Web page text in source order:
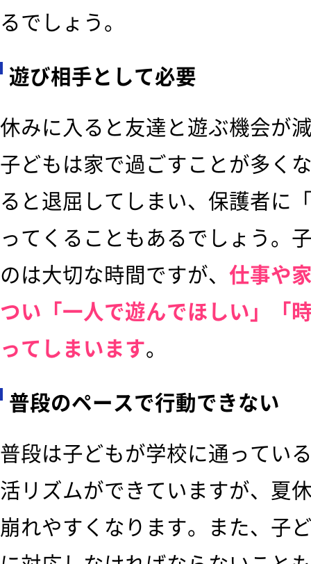
るでしょう。
遊び相手として必要
休みに入ると友達と遊ぶ機会が
子どもは家で過ごすことが多く
ると退屈してしまい、保護者に
ってくることもあるでしょう。
のは大切な時間ですが、 仕事や
つい「一人で遊んでほしい」「
ってしまいます。
普段のペースで行動できない
普段は子どもが学校に通ってい
活リズムができていますが、夏
崩れやすくなります。また、子